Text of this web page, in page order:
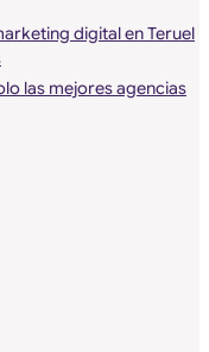
digital en Teruel
las mejores agencias